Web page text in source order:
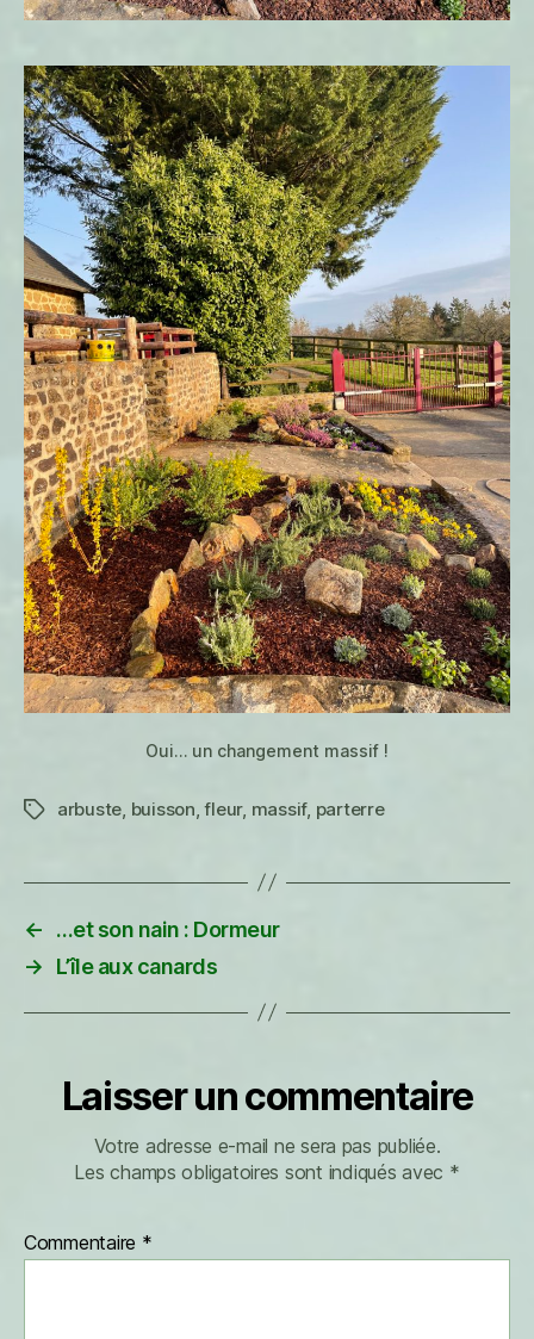
Oui… un changement massif !
Étiquettes
arbuste buisson ,fleur, massif, parterre
←
…et son nain : Dormeur
→
L’île aux canards
Laisser un commentaire
Votre adresse e-mail ne sera pas publiée.
Les champs obligatoires sont indiqués avec *
Commentaire *